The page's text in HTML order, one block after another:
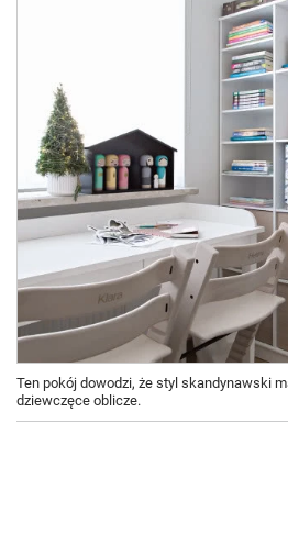
Ten pokój dowodzi, że styl skandynawski
dziewczęce oblicze.